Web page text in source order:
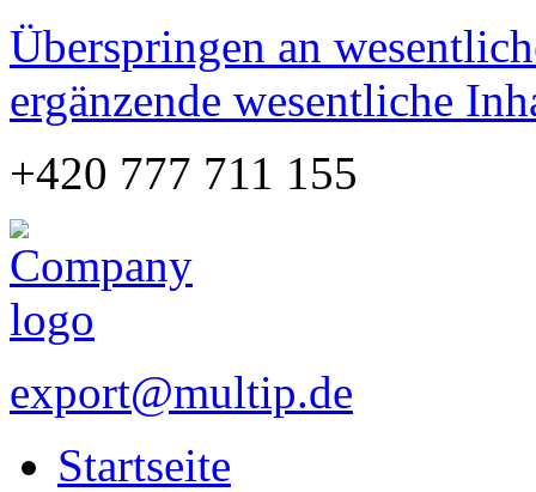
Überspringen an
ergänzende wesentliche
+420 777 711 155
export@multip.de
Startseite